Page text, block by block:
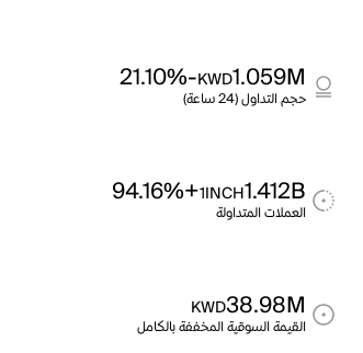
1.059M
KWD
-21.10%
حجم التداول (24 ساعة)
1.412B
1INCH
+94.16%
العملات المتداولة
38.98M
KWD
القيمة السوقية المخففة بالكامل